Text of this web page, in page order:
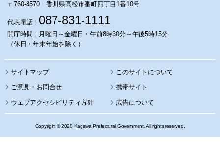
〒760-8570 香川県高松市番町四丁目1番10号
代表電話 : 087-831-1111
開庁時間 : 月曜日～金曜日・午前8時30分～午後5時15分
（休日・年末年始を除く）
サイトマップ このサイトについて
携帯サイト
ウェブアクセシビリティ方針 広告について
Copyright © 2020 Kagawa Prefectural Government. All rights reserved.